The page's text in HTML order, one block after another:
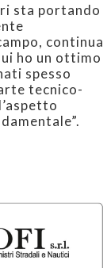
sta portando
continua
ho un ottimo
spesso
tecnico-